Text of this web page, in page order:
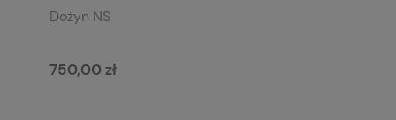
Dożyn NS
750,00 zł